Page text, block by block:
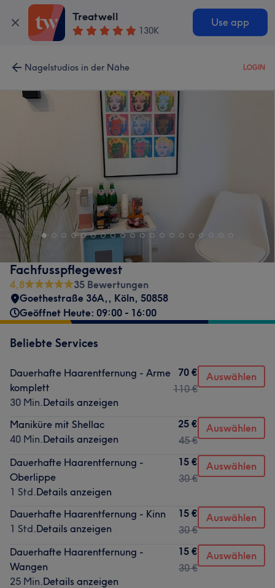
Treatwell
130K
Use app
Nagelstudios in der Nähe LOGIN
Fachfusspflegewest
4,8
35 Bewertungen
Goethestraße 36A,, Köln, 50858
Geöffnet Heute: 09:00 - 16:00
Beliebte Services
Dauerhafte Haarentfernung - Arme
komplett
30 Min.Details anzeigen
70 €
110 €
Auswählen
Maniküre mit Shellac
40 Min.Details anzeigen
25 €
45 €
Auswählen
Dauerhafte Haarentfernung -
Oberlippe
1 Std.Details anzeigen
15 €
30 €
Auswählen
Dauerhafte Haarentfernung - Kinn
1 Std.Details anzeigen
15 €
30 €
Auswählen
Dauerhafte Haarentfernung -
Wangen
25 Min.Details anzeigen
15 €
30 €
Auswählen